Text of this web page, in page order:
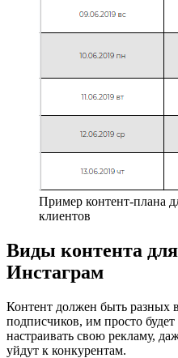
Пример контент-плана
клиентов
Виды контента
Инстаграм
Контент должен быть разных
подписчиков, им просто
настраивать свою рекламу,
уйдут к конкурентам.